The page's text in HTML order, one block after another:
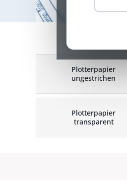
Plotterpapier
ungestrichen
Plotterpapier
transparent